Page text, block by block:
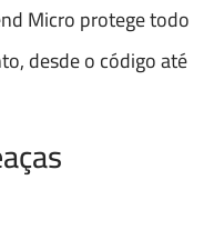
Micro protege todo
desde o código até